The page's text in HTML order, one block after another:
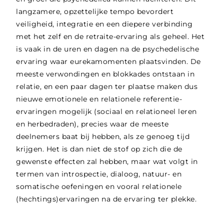
langzamere, opzettelijke tempo bevordert
veiligheid, integratie en een diepere verbinding
met het zelf en de retraite-ervaring als geheel. Het
is vaak in de uren en dagen na de psychedelische
ervaring waar eurekamomenten plaatsvinden. De
meeste verwondingen en blokkades ontstaan in
relatie, en een paar dagen ter plaatse maken dus
nieuwe emotionele en relationele referentie-
ervaringen mogelijk (sociaal en relationeel leren
en herbedraden), precies waar de meeste
deelnemers baat bij hebben, als ze genoeg tijd
krijgen. Het is dan niet de stof op zich die de
gewenste effecten zal hebben, maar wat volgt in
termen van introspectie, dialoog, natuur- en
somatische oefeningen en vooral relationele
(hechtings)ervaringen na de ervaring ter plekke.